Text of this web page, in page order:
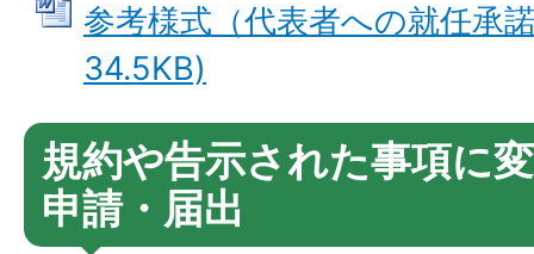
参考様式（代表者への就任承
34.5KB)
規約や告示された事項に
申請・届出